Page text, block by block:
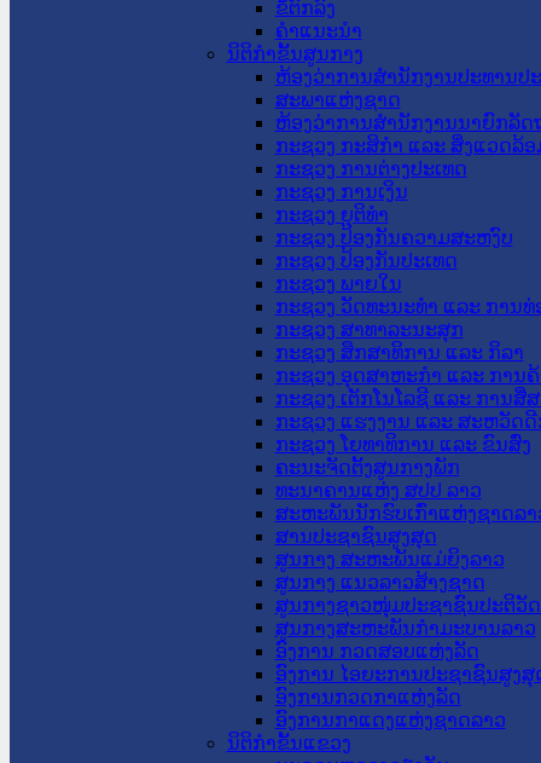
ຂໍ້ຕົກລົງ
ຄໍາແນະນໍາ
ນິຕິກຳຂັ້ນສູນກາງ
ຫ້ອງວ່າການສໍານັກງານປະທານປ
ສະພາແຫ່ງຊາດ
ຫ້ອງວ່າການສຳນັກງານນາຍົກລັດ
ກະຊວງ ກະສິກຳ ແລະ ສິ່ງແວດລ້ອ
ກະຊວງ ການຕ່າງປະເທດ
ກະຊວງ ການເງິນ
ກະຊວງ ຍຸຕິທໍາ
ກະຊວງ ປ້ອງກັນຄວາມສະຫງົບ
ກະຊວງ ປ້ອງກັນປະເທດ
ກະຊວງ ພາຍໃນ
ກະຊວງ ວັດທະນະທຳ ແລະ ການທ່
ກະຊວງ ສາທາລະນະສຸກ
ກະຊວງ ສຶກສາທິການ ແລະ ກິລາ
ກະຊວງ ອຸດສາຫະກຳ ແລະ ການຄ້
ກະຊວງ ເຕັກໂນໂລຊີ ແລະ ການສື່
ກະຊວງ ແຮງງານ ແລະ ສະຫວັດ
ກະຊວງ ໂຍທາທິການ ແລະ ຂົນສົ່ງ
ຄະນະຈັດຕັ້ງສູນກາງພັກ
ທະນາຄານແຫ່ງ ສປປ ລາວ
ສະຫະພັນນັກຮົບເກົ່າແຫ່ງຊາດລາ
ສານປະຊາຊົນສູງສຸດ
ສູນກາງ ສະຫະພັນແມ່ຍິງລາວ
ສູນກາງ ແນວລາວສ້າງຊາດ
ສູນກາງຊາວໜຸ່ມປະຊາຊົນປະຕິວັ
ສູນກາງສະຫະພັນກຳມະບານລາວ
ອົງການ ກວດສອບແຫ່ງລັດ
ອົງການ ໄອຍະການປະຊາຊົນສູງສຸ
ອົງການກວດກາແຫ່ງລັດ
ອົງການກາແດງແຫ່ງຊາດລາວ
ນິຕິກໍາຂັ້ນແຂວງ